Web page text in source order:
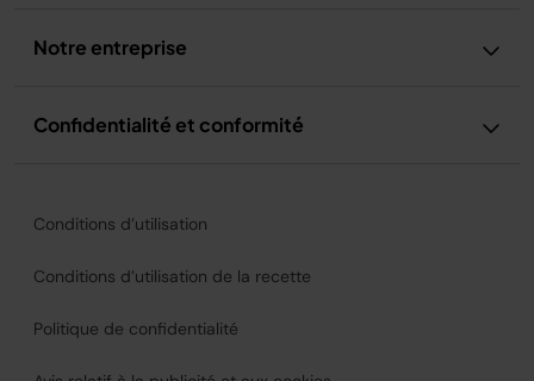
Notre entreprise
Confidentialité et conformité
Conditions d’utilisation
Conditions d’utilisation de la recette
Politique de confidentialité